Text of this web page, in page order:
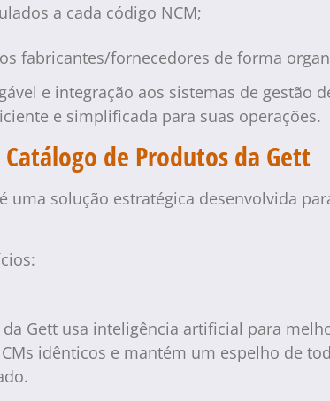
a cada código NCM;
fabricantes/fornecedores de forma
e integração aos sistemas de
e simplificada para suas operações.
de Produtos da Gett
uma solução estratégica desenvolvida
Gett usa inteligência artificial para
idênticos e mantém um espelho de